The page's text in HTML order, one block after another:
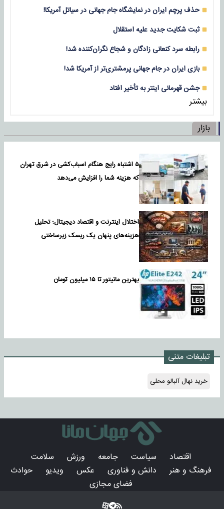
حذف پرچم ایران در نمایشگاه جام جهانی در سیاتل آمریکا!
ثبت شکایت جدید علیه استقلال
رابطه سرد کنعانی زادگان و شجاع نگران‌کننده شد!
بازی‌ ایران در جام جهانی پرمشتری‌تر از آمریکا شد!
جشن قهرمانی اینتر به تأخیر افتاد
بیشتر
بازار
۵ اشتباه رایج هنگام اسباب‌کشی در شرق تهران
که هزینه شما را افزایش می‌دهد
اختلال اینترنت و اقتصاد دیجیتال؛ تحلیل
هزینه‌های پنهان یک ریسک زیرساختی
بهترین مانیتور تا ۱۵ میلیون تومان
تبلیغات متنی
خرید نهال آلبالو محلی
اقتصاد سیاست جامعه ورزش
سلامت
فرهنگ و هنر
دانش و فناوری عکس ویدیو
حوادث
فضای مجازی